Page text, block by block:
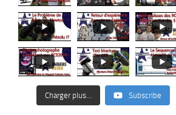
Charger plus… Subscribe